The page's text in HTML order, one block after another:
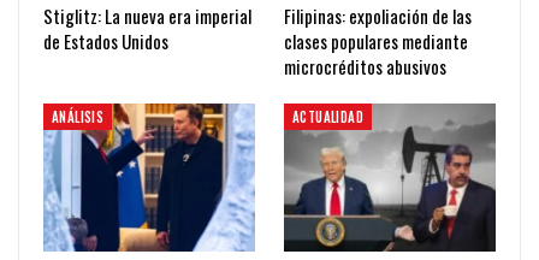
Stiglitz: La nueva era imperial
de Estados Unidos
Filipinas: expoliación de las
clases populares mediante
microcréditos abusivos
ANÁLISIS ACTUALIDAD